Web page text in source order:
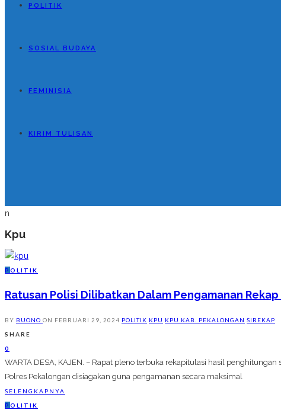
POLITIK
SOSIAL BUDAYA
FEMINISIA
KIRIM TULISAN
n
Kpu
P OLITIK
Ratusan Polisi Dilibatkan Dalam Pengamanan
BY BUONO ON FEBRUARI 29, 2024 POLITIK KPU KPU KAB. PEKALONGAN SIREKAP
SHARE
0
WARTA DESA, KAJEN. – Rapat pleno terbuka rekapitulasi hasil
Polres Pekalongan disiagakan guna pengamanan secara maksimal
SELENGKAPNYA
P OLITIK